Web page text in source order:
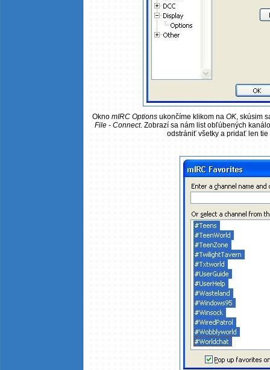
Okno mIRC Options ukončíme klikom na OK, skúsim
File - Connect. Zobrazí sa nám list obľúbených
odstrániť všetky a pridať len